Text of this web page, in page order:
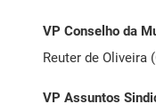
VP Conselho da
Reuter de Oliveira
VP Assuntos